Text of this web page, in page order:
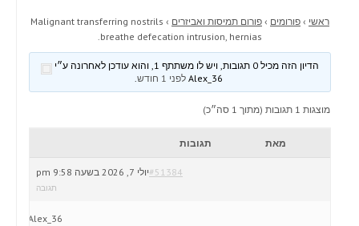
ראשי › פורומים › פורום תמיסות ואביזרים ›
Malignant transferring nostrils
breathe defecation intrusion, hernias.
הדיון הזה מכיל 0 תגובות, ויש לו משתתף 1, והוא עודכן לאחרונה ע״י
לפני 1 חודש .
מוצגות 1 תגובות (מתוך 1 סה״כ)
מאת תגובות
יולי 7, 2026 בשעה 9:58 pm#51384
תגובה
Alex_36